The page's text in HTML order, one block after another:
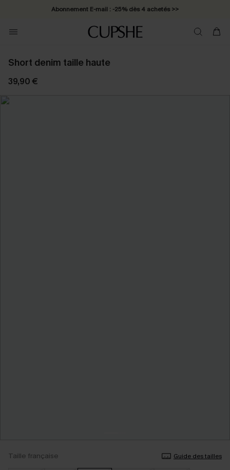
Abonnement E-mail : -25% dès 4 achetés >>
Short denim taille haute
39,90 €
Taille française Guide des tailles